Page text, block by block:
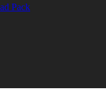
Pack